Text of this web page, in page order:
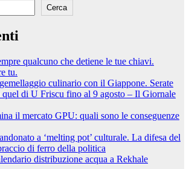
Cerca
qualcuno che detiene le tue chiavi.
tu.
culinario con il Giappone. Serate
di U Friscu fino al 9 agosto – Il Giornale
il mercato GPU: quali sono le conseguenze
a ‘melting pot’ culturale. La difesa del
di ferro della politica
distribuzione acqua a Rekhale